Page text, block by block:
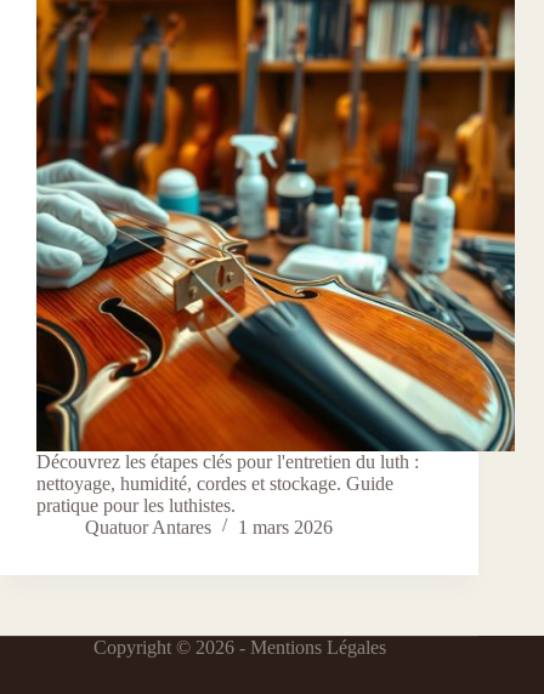
Découvrez les étapes clés pour l'entretien du luth :
nettoyage, humidité, cordes et stockage. Guide
pratique pour les luthistes.
Quatuor Antares
1 mars 2026
Copyright © 2026 - Mentions Légales